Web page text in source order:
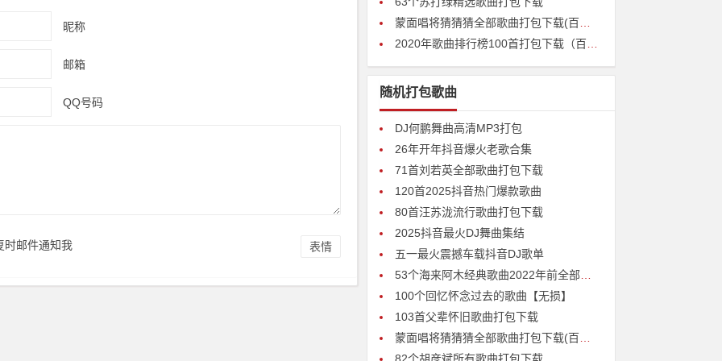
昵称
邮箱
QQ号码
表情
时邮件通知我
蒙面唱将猜猜猜全部歌曲打包下载(百度云高清无损)
2020年歌曲排行榜100首打包下载（百度云盘高清无损）
随机打包歌曲
DJ何鹏舞曲高清MP3打包
26年开年抖音爆火老歌合集
71首刘若英全部歌曲打包下载
120首2025抖音热门爆款歌曲
80首汪苏泷流行歌曲打包下载
2025抖音最火DJ舞曲集结
五一最火震撼车载抖音DJ歌单
53个海来阿木经典歌曲2022年前全部歌曲打包下载
100个回忆怀念过去的歌曲【无损】
103首父辈怀旧歌曲打包下载
蒙面唱将猜猜猜全部歌曲打包下载(百度云高清无损)